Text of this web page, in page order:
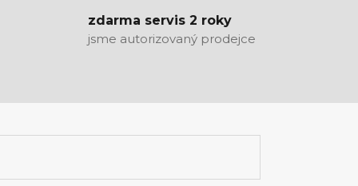
zdarma servis 2 roky
jsme autorizovaný prodejce